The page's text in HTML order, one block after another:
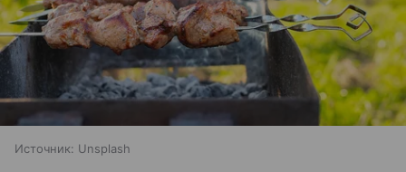
Источник: Unsplash